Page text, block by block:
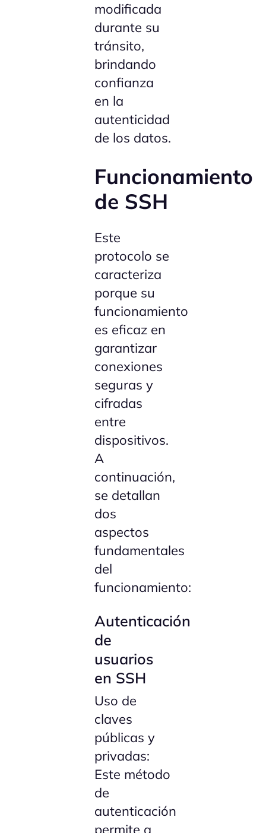
modificada
durante su
tránsito,
brindando
confianza
en la
autenticidad
de los datos.
Funcionamiento
de SSH
Este
protocolo se
caracteriza
porque su
funcionamiento
es eficaz en
garantizar
conexiones
seguras y
cifradas
entre
dispositivos.
A
continuación,
se detallan
dos
aspectos
fundamentales
del
funcionamiento:
Autenticación
de
usuarios
en SSH
Uso de
claves
públicas y
privadas:
Este método
de
autenticación
permite a